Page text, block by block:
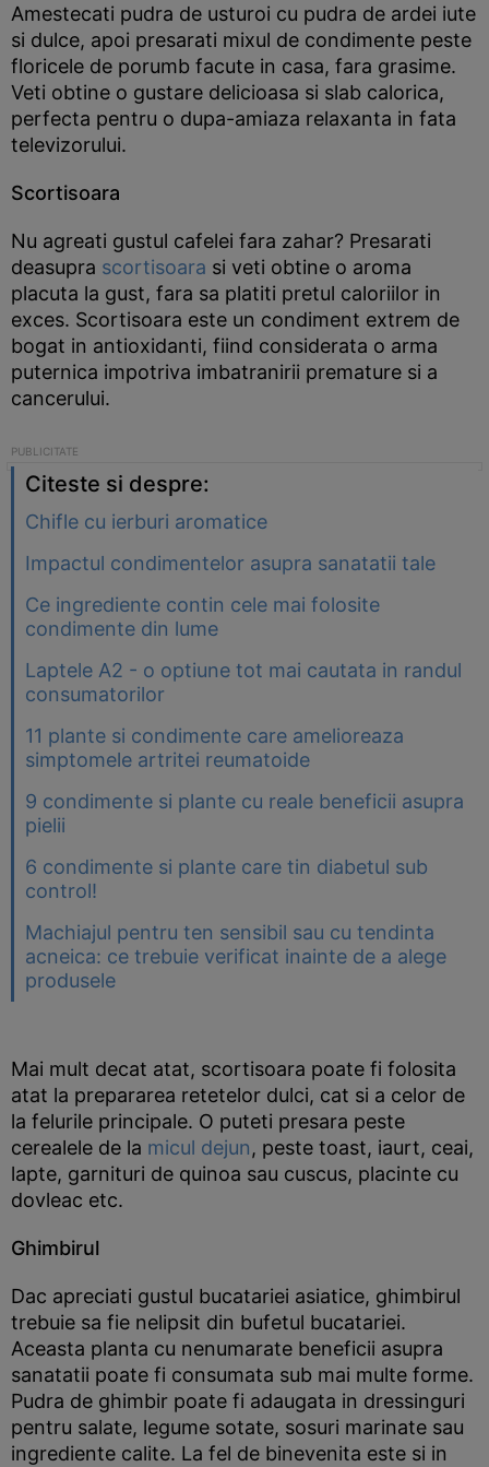
Amestecati pudra de usturoi cu pudra de ardei iute
si dulce, apoi presarati mixul de condimente peste
floricele de porumb facute in casa, fara grasime.
Veti obtine o gustare delicioasa si slab calorica,
perfecta pentru o dupa-amiaza relaxanta in fata
televizorului.
Scortisoara
Nu agreati gustul cafelei fara zahar? Presarati
deasupra scortisoara si veti obtine o aroma
placuta la gust, fara sa platiti pretul caloriilor in
exces. Scortisoara este un condiment extrem de
bogat in antioxidanti, fiind considerata o arma
puternica impotriva imbatranirii premature si a
cancerului.
Citeste si despre:
Chifle cu ierburi aromatice
Impactul condimentelor asupra sanatatii tale
Ce ingrediente contin cele mai folosite
condimente din lume
Laptele A2 - o optiune tot mai cautata in randul
consumatorilor
11 plante si condimente care amelioreaza
simptomele artritei reumatoide
9 condimente si plante cu reale beneficii asupra
pielii
6 condimente si plante care tin diabetul sub
control!
Machiajul pentru ten sensibil sau cu tendinta
acneica: ce trebuie verificat inainte de a alege
produsele
Mai mult decat atat, scortisoara poate fi folosita
atat la prepararea retetelor dulci, cat si a celor de
la felurile principale. O puteti presara peste
cerealele de la micul dejun, peste toast, iaurt, ceai,
lapte, garnituri de quinoa sau cuscus, placinte cu
dovleac etc.
Ghimbirul
Dac apreciati gustul bucatariei asiatice, ghimbirul
trebuie sa fie nelipsit din bufetul bucatariei.
Aceasta planta cu nenumarate beneficii asupra
sanatatii poate fi consumata sub mai multe forme.
Pudra de ghimbir poate fi adaugata in dressinguri
pentru salate, legume sotate, sosuri marinate sau
ingrediente calite. La fel de binevenita este si in